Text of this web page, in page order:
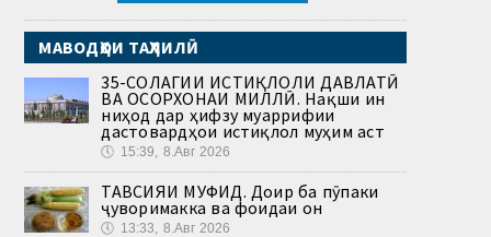
МАВОДҲОИ ТАҲЛИЛӢ
35-СОЛАГИИ ИСТИҚЛОЛИ ДАВЛАТӢ
ВА ОСОРХОНАИ МИЛЛӢ. Нақши ин
ниҳод дар ҳифзу муаррифии
дастовардҳои истиқлол муҳим аст
🕔 15:39, 8.Авг 2026
ТАВСИЯИ МУФИД. Доир ба пӯпаки
ҷуворимакка ва фоидаи он
🕔 13:33, 8.Авг 2026